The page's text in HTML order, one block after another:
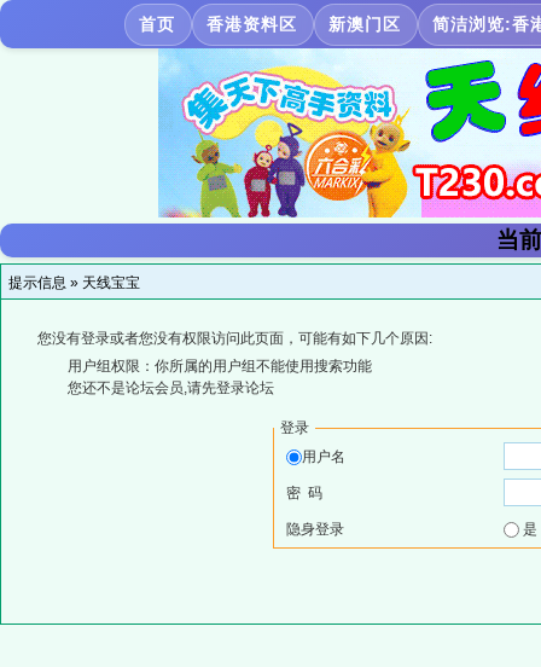
首页 香港资料区 新澳门区 简洁浏览:香
当
提示信息 » 天线宝宝
您没有登录或者您没有权限访问此页面，可能有如下几个原因:
用户组权限：你所属的用户组不能使用搜索功能
您还不是论坛会员,请先登录论坛
登录
用户名
密 码
隐身登录